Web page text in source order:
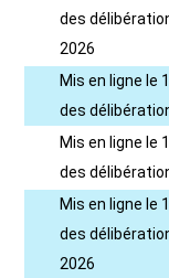
des
2026
Mis en ligne le
des
Mis en ligne le
des
Mis en ligne le
des
2026